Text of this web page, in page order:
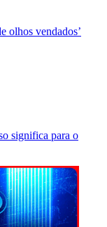
olhos vendados’
significa para o